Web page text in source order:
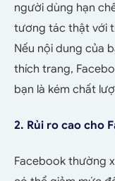
người dùng hạn
tương tác thật với
Nếu nội dung của
thích trang,
bạn là kém chất
2. Rủi ro cao cho
Facebook thường